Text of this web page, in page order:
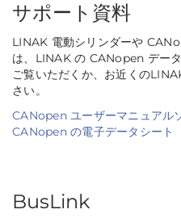
サポート資料
LINAK 電動シリンダーや
は、LINAK の CANopen デー
ご覧いただくか、お近くの
さい。
CANopen ユーザーマニュアル
CANopen の電子データシート
BusLink